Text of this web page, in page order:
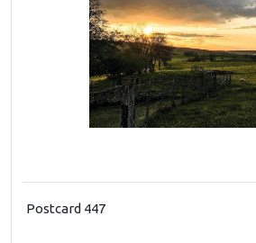
Postcard 447